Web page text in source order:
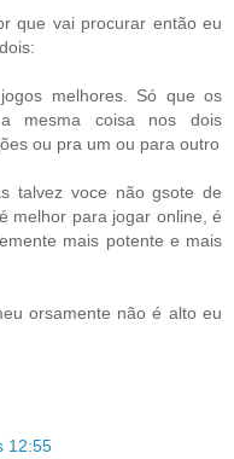
que vai procurar então eu
melhores. Só que os
mesma coisa nos dois
ou pra um ou para outro
talvez voce não gsote de
melhor para jogar online, é
mais potente e mais
orsamente não é alto eu
12:55